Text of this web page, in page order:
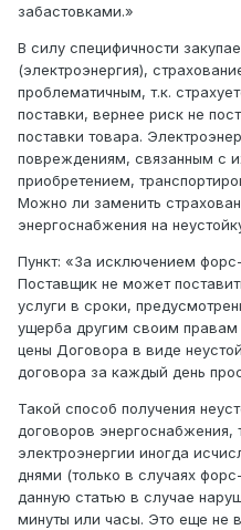
забастовками.»
В силу специфичности
(электроэнергия),
проблематичным, т.к.
поставки, вернее риск не
поставки товара.
повреждениям, связанным с
приобретением,
Можно ли заменить
энергоснабжения на
Пункт: «За исключением
Поставщик не может
услуги в сроки,
ущерба другим своим
цены Договора в виде
договора за каждый день
Такой способ получения
договоров энергоснабжения,
электроэнергии иногда
днями (только в случаях
данную статью в случае
минуты или часы. Это еще не